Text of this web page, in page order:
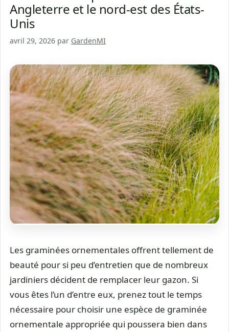
Angleterre et le nord-est des États-
Unis
avril 29, 2026 par GardenMI
Les graminées ornementales offrent tellement de
beauté pour si peu d’entretien que de nombreux
jardiniers décident de remplacer leur gazon. Si
vous êtes l’un d’entre eux, prenez tout le temps
nécessaire pour choisir une espèce de graminée
ornementale appropriée qui poussera bien dans